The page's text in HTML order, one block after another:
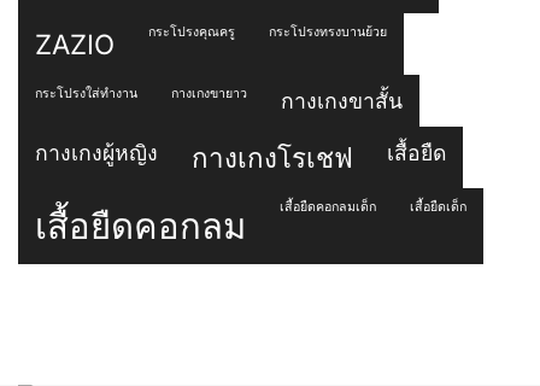
ZAZIO กระโปรงคุณครู กระโปรงทรงบานย้วย
กระโปรงใส่ทำงาน กางเกงขายาว กางเกงขาสั้น
กางเกงผู้หญิง กางเกงโรเชฟ เสื้อยืด
เสื้อยืดคอกลม เสื้อยืดคอกลมเด็ก เสื้อยืดเด็ก